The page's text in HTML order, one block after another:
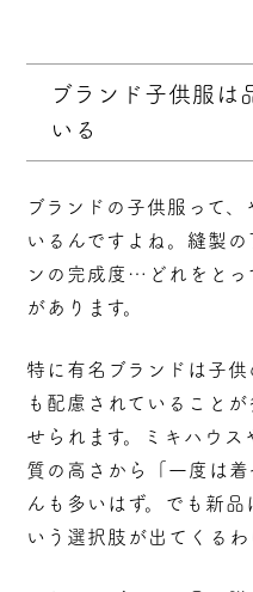
ブランド子供服は
いる
ブランドの子供服って
いるんですよね。縫製
ンの完成度…どれをとっ
があります。
特に有名ブランドは 子供
も配慮されていること
せられます。ミキハウ
質の高さから「一度は
んも多いはず。でも新
いう選択肢が出てくるわ